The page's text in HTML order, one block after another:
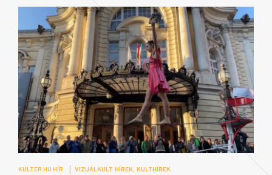
KULTER.HU HÍR VIZUÁLKULT HÍREK KULTHÍREK